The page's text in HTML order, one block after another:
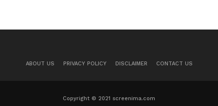
ABOUT US PRIVACY POLICY DISCLAIMER CONTACT US
Copyright © 2021 screenima.com